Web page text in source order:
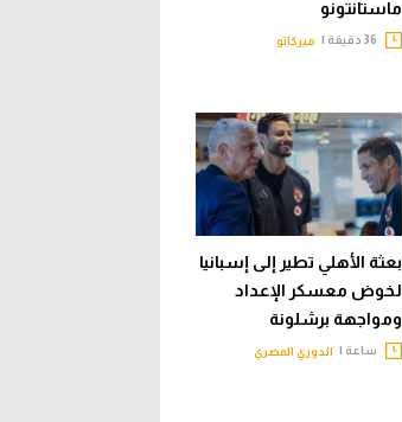
ماستانتونو
ميركاتو
بعثة الأهلي تطير إلى إسبانيا
لخوض معسكر الإعداد
ومواجهة برشلونة
ساعة | الدوري المصري